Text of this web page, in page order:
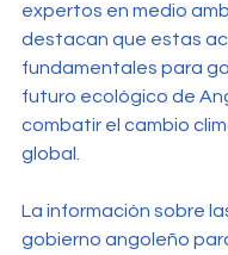
expertos en medio
destacan que estas
fundamentales para
futuro ecológico de
combatir el cambio
global.
La información sobre
gobierno angoleño